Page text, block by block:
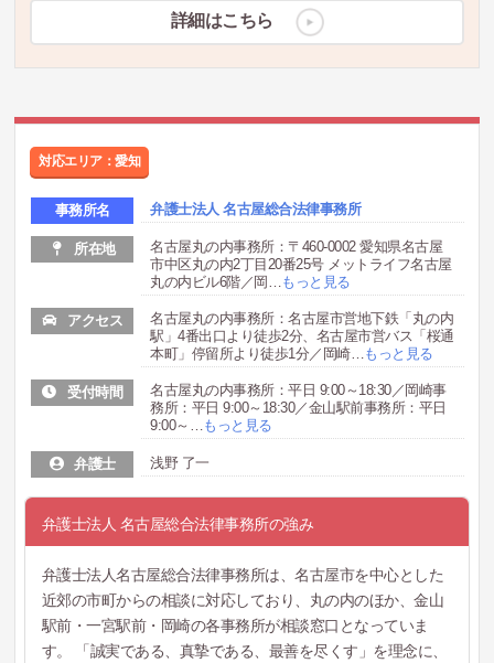
詳細はこちら
対応エリア：愛知
事務所名 弁護士法人 名古屋総合法律事務所
所在地
名古屋丸の内事務所：〒460-0002 愛知県名古屋
市中区丸の内2丁目20番25号 メットライフ名古屋
丸の内ビル6階／岡
もっと見る
アクセス
名古屋丸の内事務所：名古屋市営地下鉄「丸の内
駅」4番出口より徒歩2分、名古屋市営バス「桜通
本町」停留所より徒歩1分／岡崎… もっと見る
受付時間
名古屋丸の内事務所：平日 9:00～18:30／岡崎事
務所：平日 9:00～18:30／金山駅前事務所：平日
9:00～
もっと見る
弁護士 浅野 了一
弁護士法人 名古屋総合法律事務所の強み
弁護士法人名古屋総合法律事務所は、名古屋市を中心とした
近郊の市町からの相談に対応しており、丸の内のほか、金山
駅前・一宮駅前・岡崎の各事務所が相談窓口となっていま
す。 「誠実である、真摯である、最善を尽くす」を理念に、